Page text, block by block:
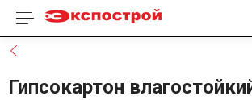
Каталог товаров
Гипсокартон